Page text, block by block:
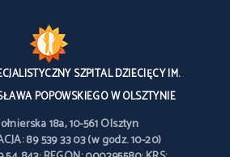
SZPITAL DZIECIĘCY IM.
POPOWSKIEGO W OLSZTYNIE
18a, 10-561 Olsztyn
89 539 33 03 (w godz. 10-20)